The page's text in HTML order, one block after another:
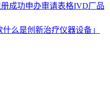
册成功申办审请表格IVD厂品
么是创新治疗仪器设备」